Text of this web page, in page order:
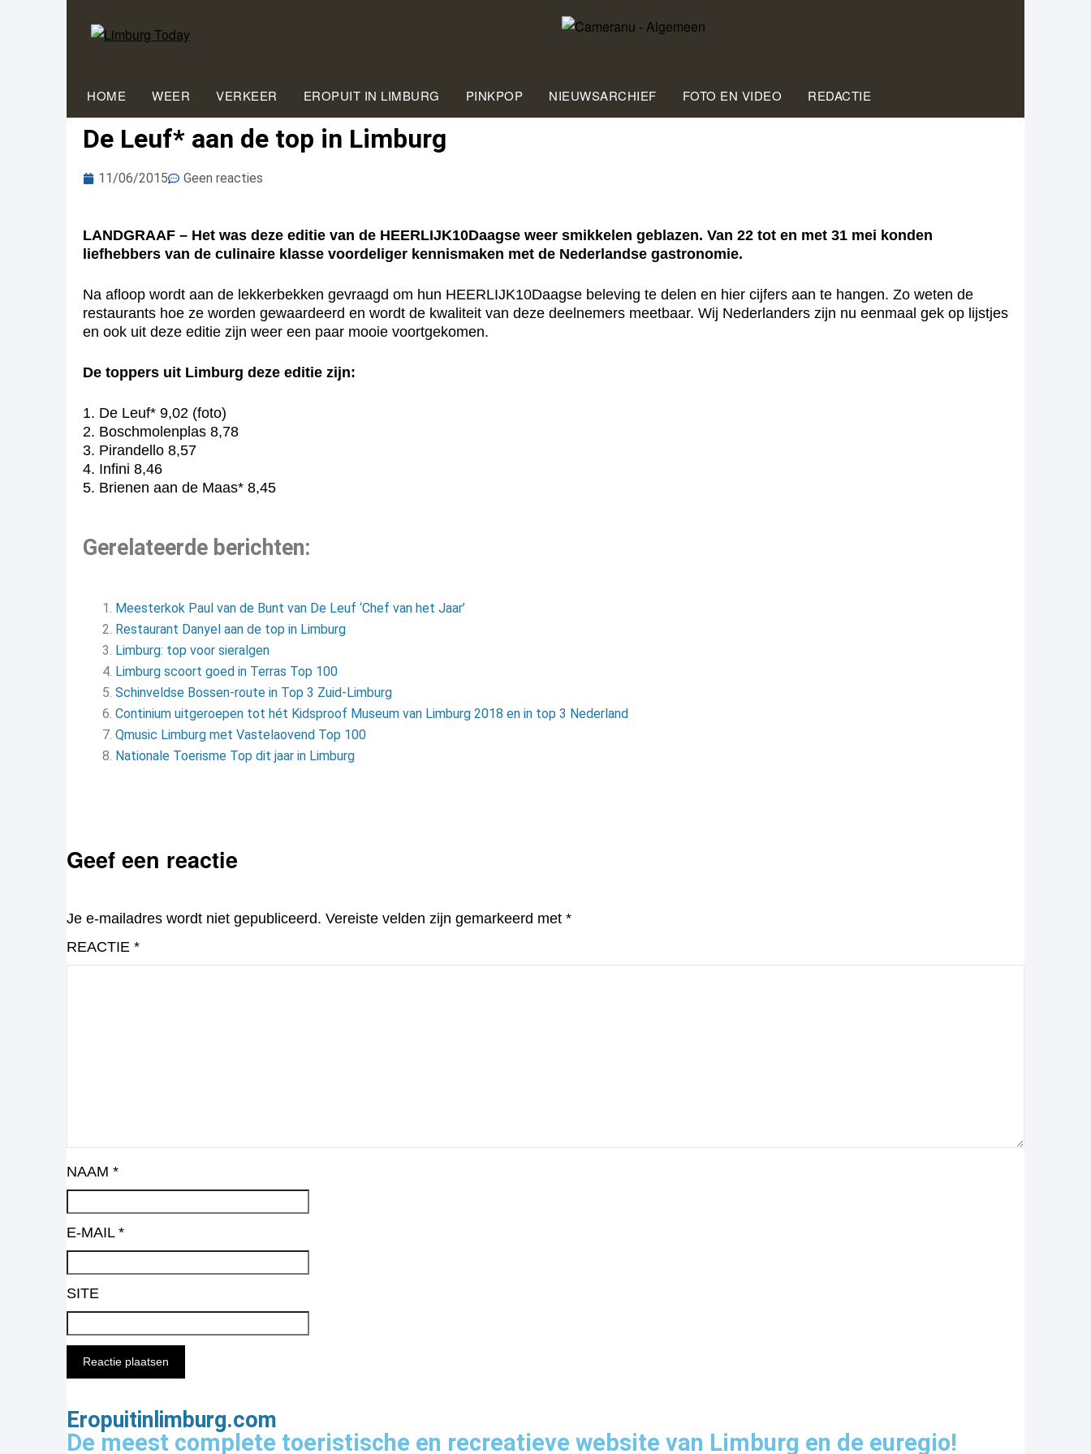
HOME WEER VERKEER EROPUIT IN LIMBURG PINKPOP NIEUWSARCHIEF FOTO EN VIDEO REDACTIE
De Leuf* aan de top in Limburg
11/06/2015 Geen reacties
LANDGRAAF – Het was deze editie van de HEERLIJK10Daagse weer smikkelen geblazen. Van 22 tot en met 31 mei konden
liefhebbers van de culinaire klasse voordeliger kennismaken met de Nederlandse gastronomie.
Na afloop wordt aan de lekkerbekken gevraagd om hun HEERLIJK10Daagse beleving te delen en hier cijfers aan te hangen. Zo weten de
restaurants hoe ze worden gewaardeerd en wordt de kwaliteit van deze deelnemers meetbaar. Wij Nederlanders zijn nu eenmaal gek op lijstjes
en ook uit deze editie zijn weer een paar mooie voortgekomen.
De toppers uit Limburg deze editie zijn:
1. De Leuf* 9,02 (foto)
2. Boschmolenplas 8,78
3. Pirandello 8,57
4. Infini 8,46
5. Brienen aan de Maas* 8,45
Gerelateerde berichten:
Meesterkok Paul van de Bunt van De Leuf ‘Chef van het Jaar’
Restaurant Danyel aan de top in Limburg
Limburg: top voor sieralgen
Limburg scoort goed in Terras Top 100
Schinveldse Bossen-route in Top 3 Zuid-Limburg
Continium uitgeroepen tot hét Kidsproof Museum van Limburg 2018 en in top 3 Nederland
Qmusic Limburg met Vastelaovend Top 100
Nationale Toerisme Top dit jaar in Limburg
Geef een reactie
Je e-mailadres wordt niet gepubliceerd. Vereiste velden zijn gemarkeerd met *
REACTIE *
NAAM *
E-MAIL *
SITE
Eropuitinlimburg.com
De meest complete toeristische en recreatieve website van Limburg en de euregio!